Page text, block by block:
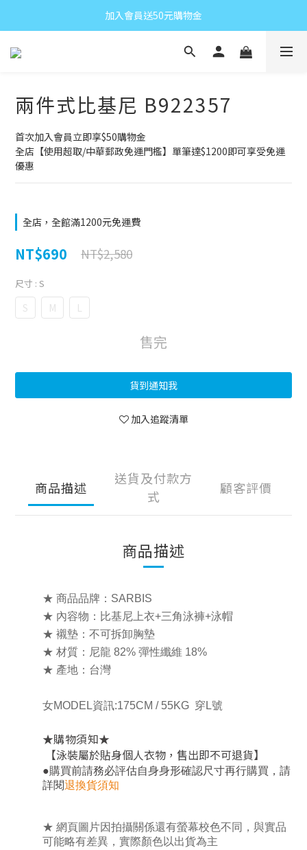
加入會員送50元購物金
兩件式比基尼 B922357
首次加入會員立即享$50購物金
全店【使用超取/中華郵政免運門檻】單筆達$1200即可享受免運
優惠
全店，全館滿1200元免運費
NT$690 NT$2,580
尺寸 : S
S M L
售完
貨到通知我
加入追蹤清單
商品描述
送貨及付款方
式
顧客評價
商品描述
★ 商品品牌：SARBIS
★ 內容物：比基尼上衣+三角泳褲+泳帽
★ 襯墊：不可拆卸胸墊
★ 材質：尼龍 82% 彈性纖維 18%
★ 產地：台灣
女MODEL資訊:175CM / 55KG 穿L號
★購物須知★
【泳裝屬於貼身個人衣物，售出即不可退貨】
●購買前請務必評估自身身形確認尺寸再行購買 ， 請
詳閱退換貨須知
★ 網頁圖片因拍攝關係還有螢幕校色不同，與實品
可能略有差異，實際顏色以出貨為主